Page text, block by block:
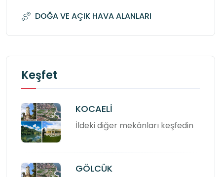
DOĞA VE AÇIK HAVA ALANLARI
Keşfet
KOCAELİ
İldeki diğer mekânları keşfedin
GÖLCÜK